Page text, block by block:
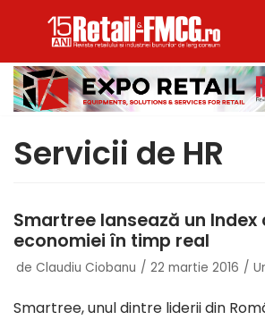
la
conținut
Servicii de HR
Smartree lansează un Index
economiei în timp real
de Claudiu Ciobanu 22 martie 2016
Smartree, unul dintre liderii din